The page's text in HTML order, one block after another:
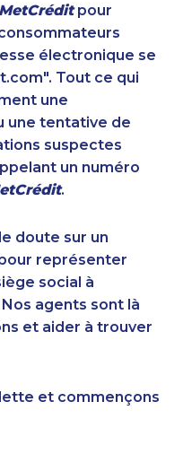
1-416-241-1868
1-403-306-0433
1-416-907-0894
1-587-319-2118
1-587-489-1490
1-902-482-9169
1-778-401-7372
1-587-328-6592
1-905-592-1379
1-587-319-2156
1-587-328-6604
MetCréditpour
électronique se
Tout ce qui
une
une tentative de
suspectes
un numéro
.
doute sur un
représenter
social à
agents sont là
et aider à trouver
et commençons